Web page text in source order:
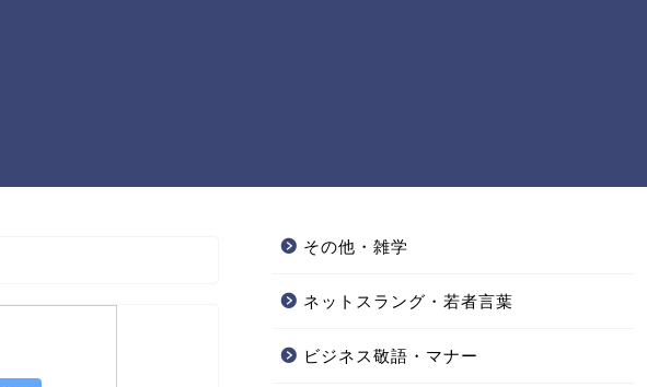
その他・雑学
ネットスラング・若者言葉
ビジネス敬語・マナー